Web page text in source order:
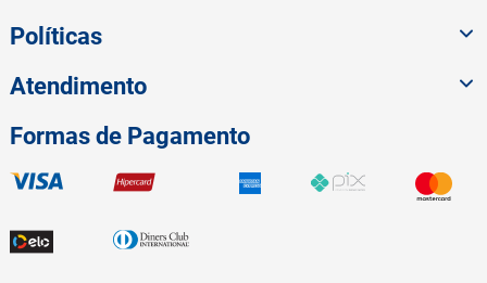
Políticas
Atendimento
Formas de Pagamento